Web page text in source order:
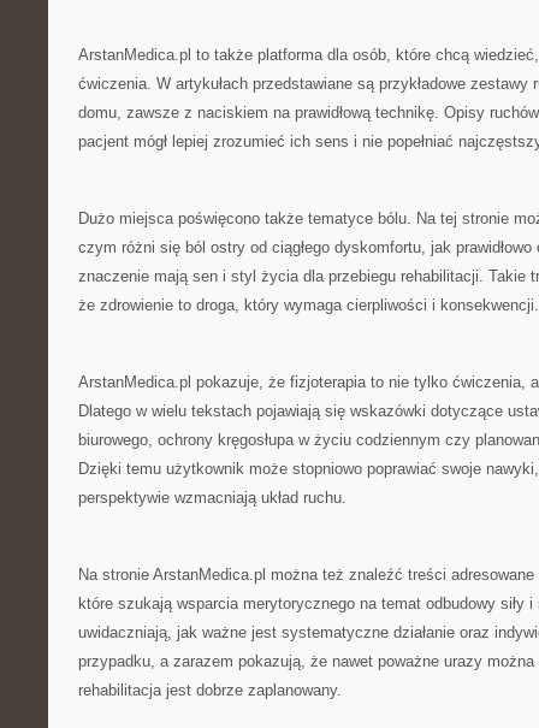
ArstanMedica.pl to także platforma dla osób, które chcą
ćwiczenia. W artykułach przedstawiane są przykładowe zestawy
domu, zawsze z naciskiem na prawidłową technikę. Opisy
pacjent mógł lepiej zrozumieć ich sens i nie popełniać
Dużo miejsca poświęcono także tematyce bólu. Na tej stronie
czym różni się ból ostry od ciągłego dyskomfortu, jak
znaczenie mają sen i styl życia dla przebiegu rehabilitacji. Takie
że zdrowienie to droga, który wymaga cierpliwości i konsekwencji.
ArstanMedica.pl pokazuje, że fizjoterapia to nie tylko ćwiczenia,
Dlatego w wielu tekstach pojawiają się wskazówki dotyczące
biurowego, ochrony kręgosłupa w życiu codziennym czy
Dzięki temu użytkownik może stopniowo poprawiać swoje
perspektywie wzmacniają układ ruchu.
Na stronie ArstanMedica.pl można też znaleźć treści
które szukają wsparcia merytorycznego na temat odbudowy siły
uwidaczniają, jak ważne jest systematyczne działanie oraz
przypadku, a zarazem pokazują, że nawet poważne urazy
rehabilitacja jest dobrze zaplanowany.